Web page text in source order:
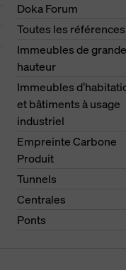
Doka Forum
Toutes les références
Immeubles de grande
hauteur
Immeubles
et bâtiments à usage
industriel
Empreinte Carbone
Produit
Tunnels
Centrales
Ponts